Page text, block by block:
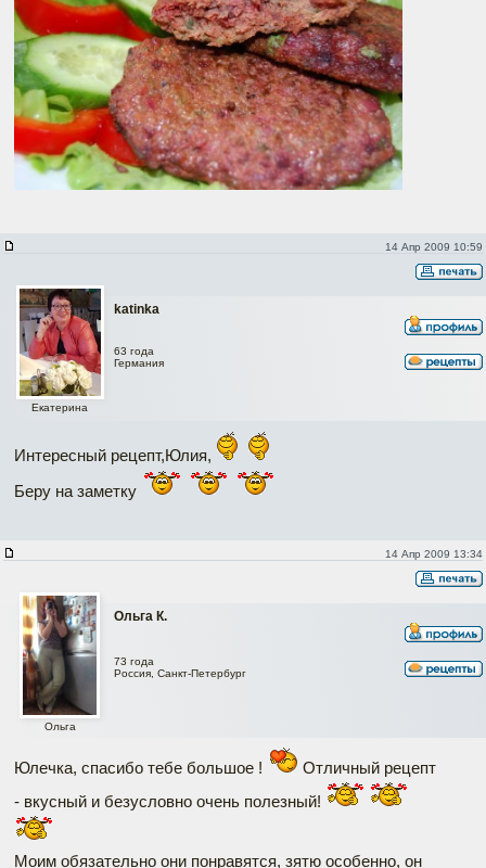
14 Апр 2009 10:59
katinka
Екатерина
63 года
Германия
Интересный рецепт,Юлия,
Беру на заметку
14 Апр 2009 13:34
Ольга К.
Ольга
73 года
Россия, Санкт-Петербург
Юлечка, спасибо тебе большое !
Отличный рецепт
- вкусный и безусловно очень полезный!
Моим обязательно они понравятся, зятю особенно, он